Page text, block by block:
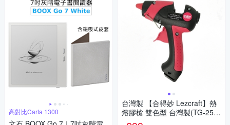
高對比Carta 1300
台灣製 【合得妙 Lezcraft】熱
熔膠槍 雙色型 台灣製(TG-25/2
5W/台灣製/送2支膠條)